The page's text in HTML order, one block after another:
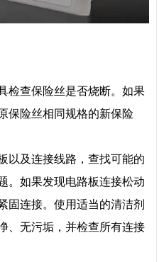
检查保险丝是否烧断。如果
保险丝相同规格的新保险
以及连接线路，查找可能的
。如果发现电路板连接松动
固连接。使用适当的清洁剂
、无污垢，并检查所有连接